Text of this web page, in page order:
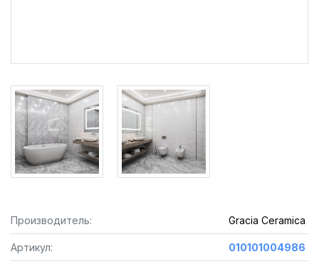
Производитель: Gracia Ceramica
Артикул: 010101004986